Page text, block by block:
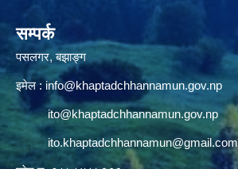
सम्पर्क
पसलगर, बझाङ्ग
इमेल : info@khaptadchhannamun.gov.np
ito@khaptadchhannamun.gov.np
ito.khaptadchhannamun@gmail.com